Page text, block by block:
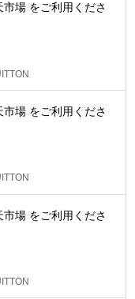
市場 をご利用くださ
市場 をご利用くださ
市場 をご利用くださ